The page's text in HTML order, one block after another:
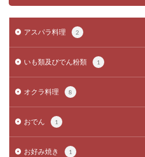
アスパラ料理 2
いも類及びでん粉類 1
オクラ料理 8
おでん 1
お好み焼き 1